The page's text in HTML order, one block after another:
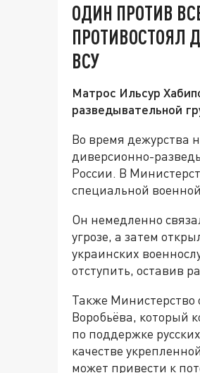
ОДИН ПРОТИВ
ПРОТИВОСТОЯЛ
ВСУ
Матрос Ильсур
разведывательной
Во время дежурства
диверсионно-
России. В
специальной
Он немедленно
угрозе, а затем
украинских
отступить, оставив
Также Министерство
Воробьёва, который
по поддержке
качестве
может привести к